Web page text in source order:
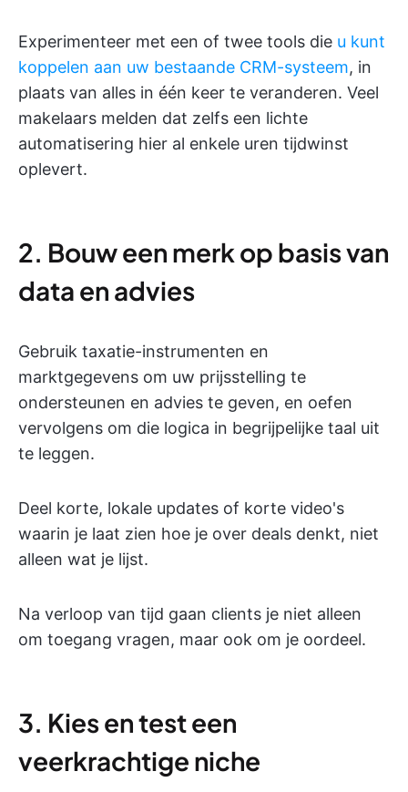
Experimenteer met een of twee tools die u kunt
koppelen aan uw bestaande CRM-systeem, in
plaats van alles in één keer te veranderen. Veel
makelaars melden dat zelfs een lichte
automatisering hier al enkele uren tijdwinst
oplevert.
2. Bouw een merk op basis van
data en advies
Gebruik taxatie-instrumenten en
marktgegevens om uw prijsstelling te
ondersteunen en advies te geven, en oefen
vervolgens om die logica in begrijpelijke taal uit
te leggen.
Deel korte, lokale updates of korte video's
waarin je laat zien hoe je over deals denkt, niet
alleen wat je lijst.
Na verloop van tijd gaan clients je niet alleen
om toegang vragen, maar ook om je oordeel.
3. Kies en test een
veerkrachtige niche